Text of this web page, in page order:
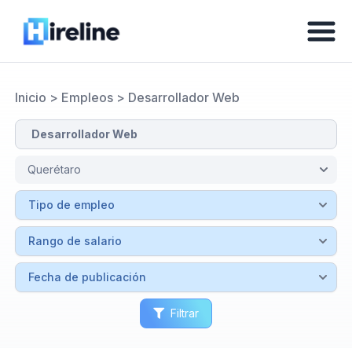
Inicio > Empleos> Desarrollador Web
Filtrar